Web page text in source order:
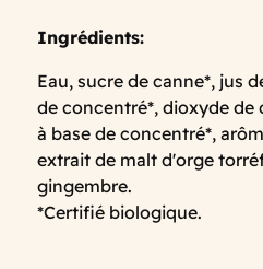
Ingrédients:
Eau, sucre de canne*, jus
de concentré*, dioxyde de
à base de concentré*,
extrait de malt d'orge
gingembre.
*Certifié biologique.